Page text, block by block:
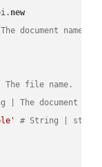
new
document name.
file name.
| The document
# String |